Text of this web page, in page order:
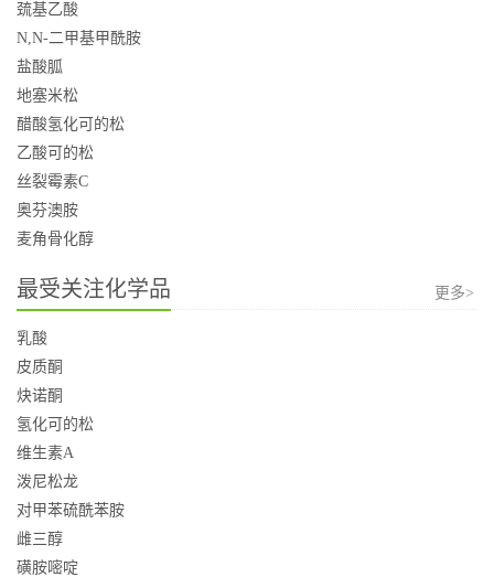
巯基乙酸
N,N-二甲基甲酰胺
盐酸胍
地塞米松
醋酸氢化可的松
乙酸可的松
丝裂霉素C
奥芬澳胺
麦角骨化醇
最受关注化学品 更多>
乳酸
皮质酮
炔诺酮
氢化可的松
维生素A
泼尼松龙
对甲苯硫酰苯胺
雌三醇
磺胺嘧啶